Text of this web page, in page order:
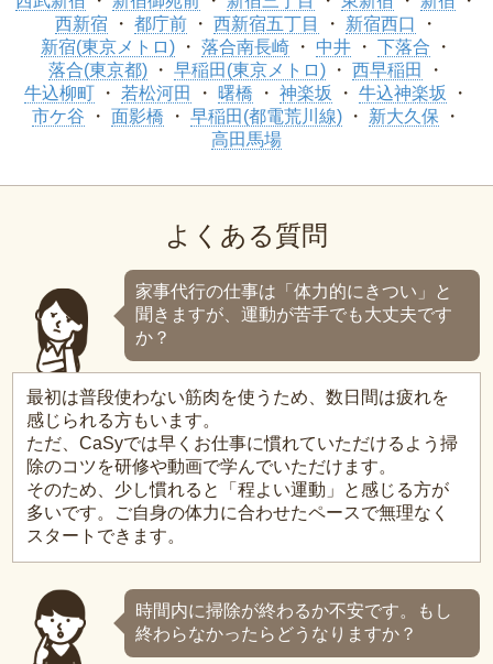
西新宿
都庁前 西新宿五丁目
新宿西口
新宿(東京メトロ)
落合南長崎 中井
下落合
落合(東京都)
早稲田(東京メトロ)
西早稲田
牛込柳町
若松河田 曙橋 神楽坂
牛込神楽坂
市ケ谷
面影橋 早稲田(都電荒川線)
新大久保
高田馬場
よくある質問
家事代行の仕事は「体力的にきつい」と
聞きますが、運動が苦手でも大丈夫です
か？
最初は普段使わない筋肉を使うため、数日間は疲れを
感じられる方もいます。
ただ、CaSyでは早くお仕事に慣れていただけるよう掃
除のコツを研修や動画で学んでいただけます。
そのため、少し慣れると「程よい運動」と感じる方が
多いです。ご自身の体力に合わせたペースで無理なく
スタートできます。
時間内に掃除が終わるか不安です。もし
終わらなかったらどうなりますか？